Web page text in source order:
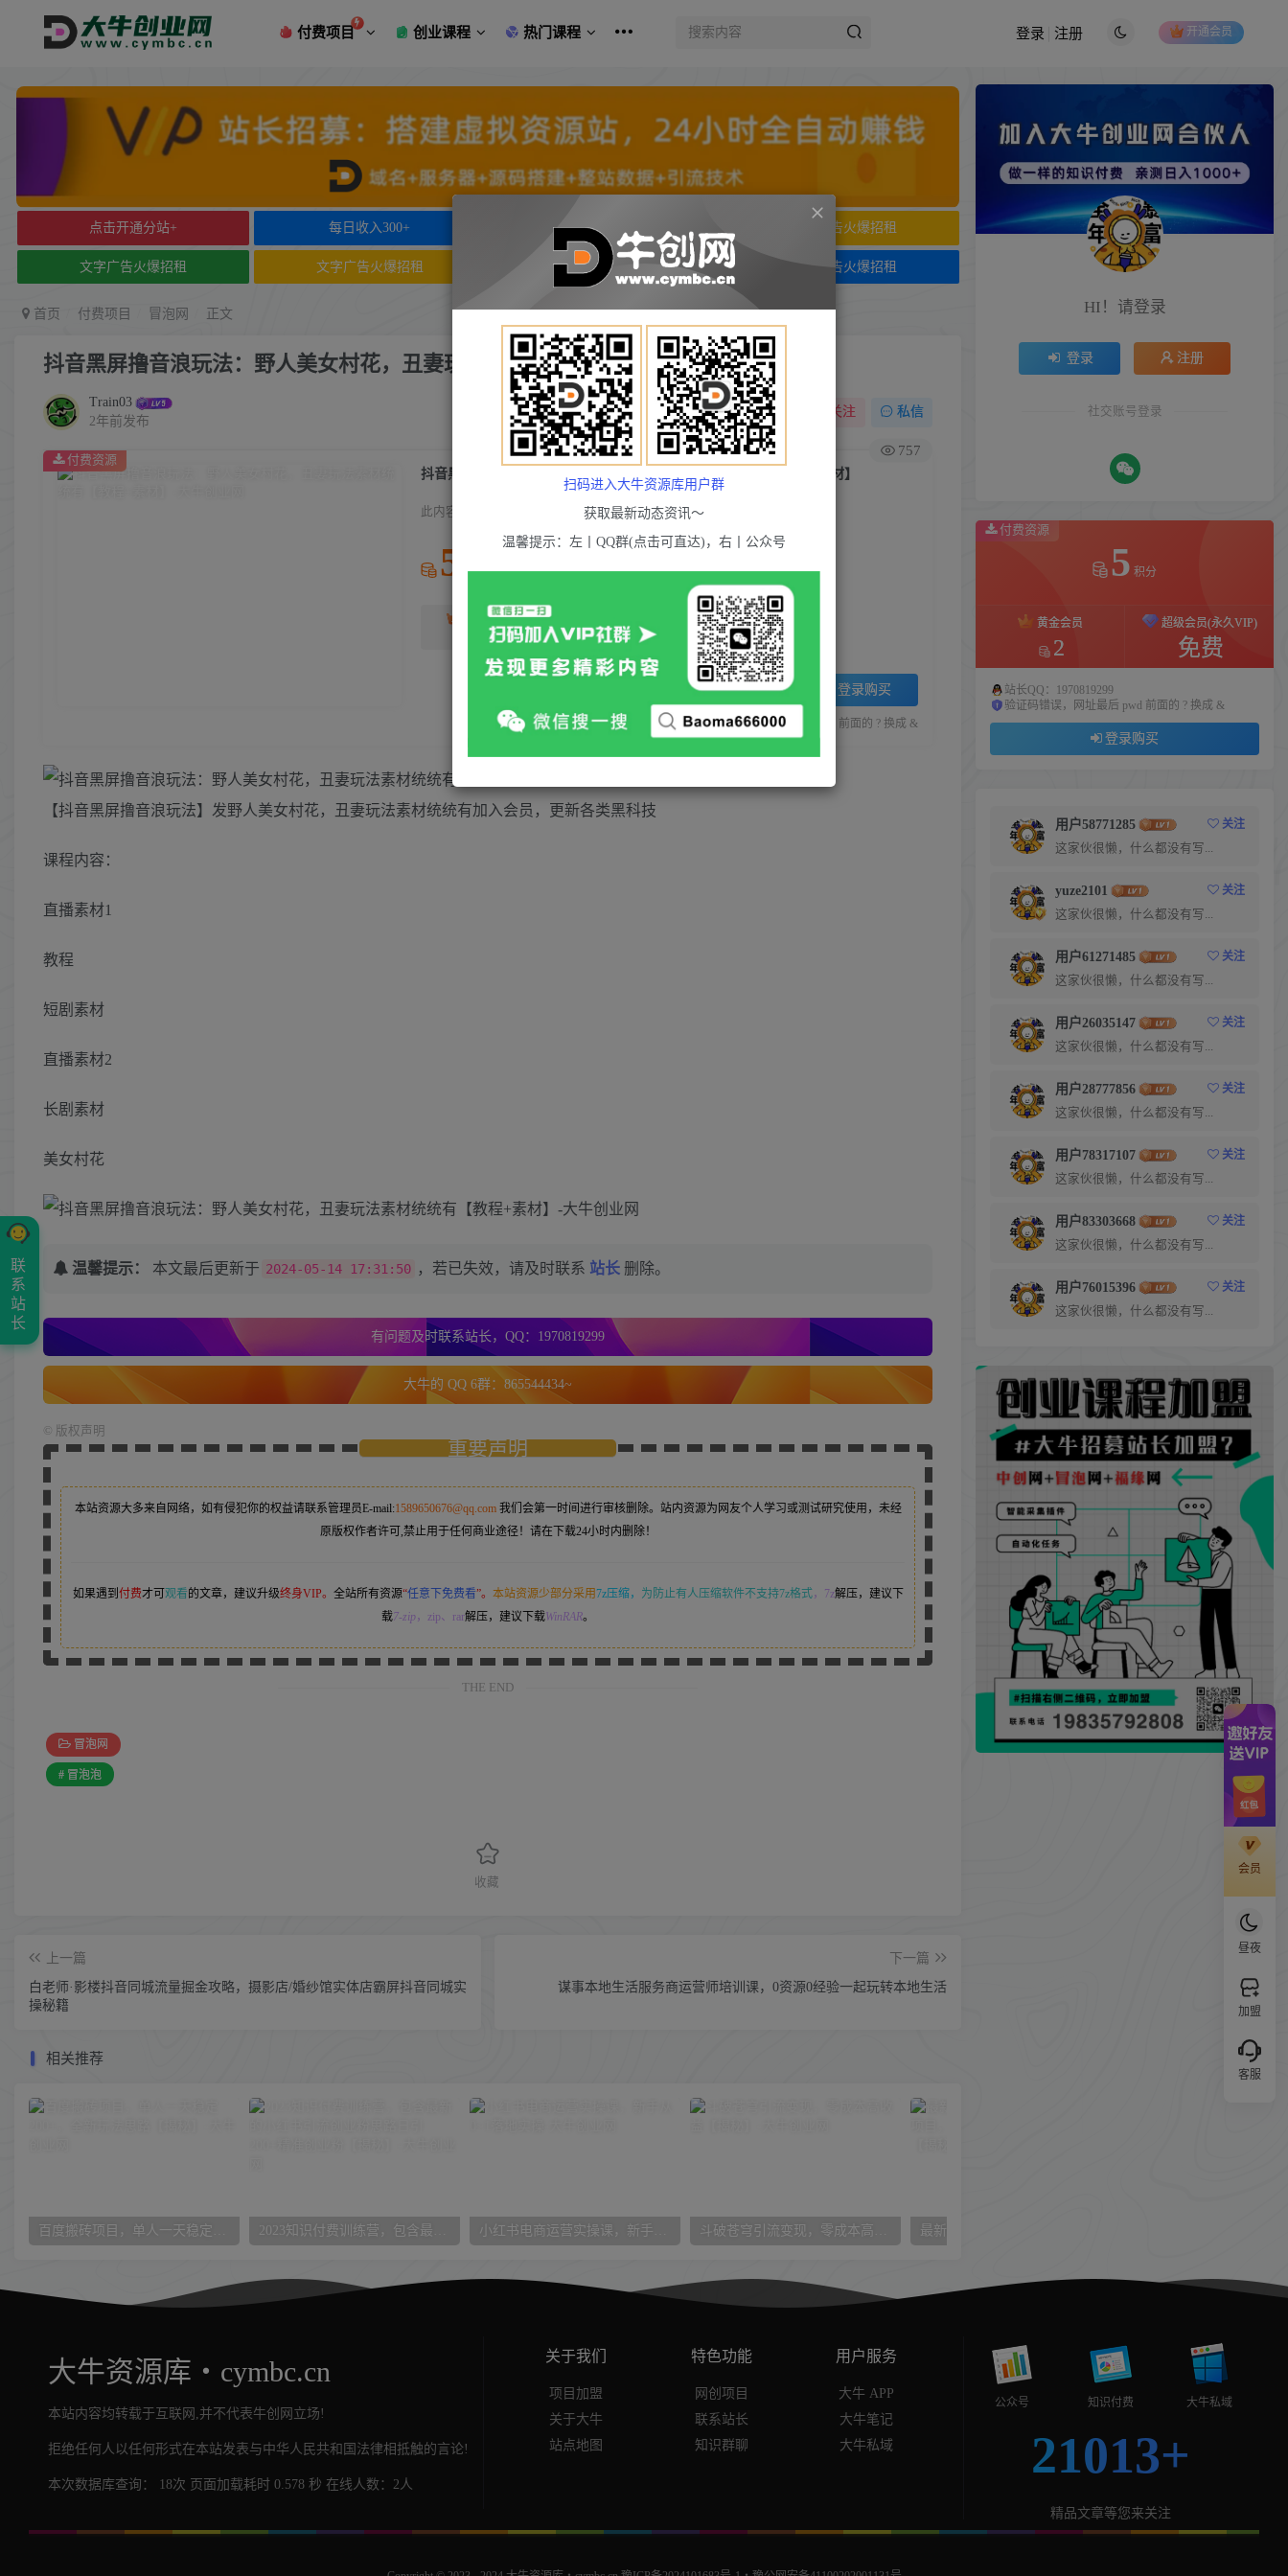
会员
昼夜
加盟
客服
付费项目 创业课程 热门课程 开通会员
登录 注册
点击开通分站+ 每日收入300+ 文字广告火爆招租 文字广告火爆招租
文字广告火爆招租 文字广告火爆招租 文字广告火爆招租 文字广告火爆招租
首页 付费项目 冒泡网 正文
抖音黑屏撸音浪玩法：野人美女村花，丑妻玩法素材统统有【教程+素材】
Train03
2年前发布
关注 私信
757
抖音黑屏撸音浪玩法：野人美女村花，丑妻玩法素材统统有【教程+素材】
此内容为付费资源，请付费后查看
5 积分
黄金会员 2
免费
登录购买
站长QQ：1970819299 验证码错误，网址最后 pwd 前面的 ? 换成 &
付费资源
【抖音黑屏撸音浪玩法】发野人美女村花，丑妻玩法素材统统有加入会员，更新各类黑科技
课程内容：
直播素材1
教程
短剧素材
直播素材2
长剧素材
美女村花
温馨提示： 本文最后更新于 2024-05-14 17:31:50 ，若已失效，请及时联系 站长 删除。
有问题及时联系站长，QQ：1970819299
大牛的 QQ 6群：865544434~
版权声明
重要声明
本站资源大多来自网络，如有侵犯你的权益请联系管理员E-mail:1589650676@qq.com 我们会第一时间进行审核删除。站内资源为网友个人学习或测试研究使用，未经
原版权作者许可,禁止用于任何商业途径！请在下载24小时内删除！
如果遇到 付费才可观看的文章，建议升级终身VIP。 全站所有资源“任意下免费看”。 本站资源少部分采用7z压缩， 为防止有人压缩软件不支持7z格式，7z解压，建议下
载7-zip，zip、rar解压，建议下载WinRAR。
THE END
冒泡网
# 冒泡泡
收藏
上一篇
白老师·影楼抖音同城流量掘金攻略，摄影店/婚纱馆实体店霸屏抖音同城实
操秘籍
下一篇
谋事本地生活服务商运营师培训课，0资源0经验一起玩转本地生活
相关推荐
HI！请登录
登录 注册
社交账号登录
付费资源
5 积分
黄金会员
2
超级会员(永久VIP)
免费
站长QQ：1970819299
验证码错误，网址最后 pwd 前面的 ? 换成 &
登录购买
用户58771285
关注
这家伙很懒，什么都没有写...
yuze2101
关注
这家伙很懒，什么都没有写...
用户61271485
关注
这家伙很懒，什么都没有写...
用户26035147
关注
这家伙很懒，什么都没有写...
用户28777856
关注
这家伙很懒，什么都没有写...
用户78317107
关注
这家伙很懒，什么都没有写...
用户83303668
关注
这家伙很懒，什么都没有写...
用户76015396
关注
这家伙很懒，什么都没有写...
大牛资源库・cymbc.cn
本站内容均转载于互联网,并不代表牛创网立场!
拒绝任何人以任何形式在本站发表与中华人民共和国法律相抵触的言论!
本次数据库查询： 18次 页面加载耗时 0.578 秒 在线人数：2人
关于我们
项目加盟
关于大牛
站点地图
特色功能
网创项目
联系站长
知识群聊
用户服务
大牛 APP
大牛笔记
大牛私域
公众号 知识付费 大牛私域
21013+
精品文章等您来关注
联
系
站
长
扫码进入大牛资源库用户群
获取最新动态资讯～
温馨提示：左丨QQ群(点击可直达)，右丨公众号